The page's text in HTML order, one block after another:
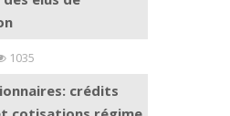
1035
crédits